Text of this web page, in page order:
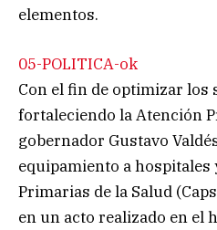
elementos.
05-POLITICA-ok
Con el fin de optimizar los
fortaleciendo la Atención
gobernador Gustavo
equipamiento a hospitales
Primarias de la Salud
en un acto realizado en el